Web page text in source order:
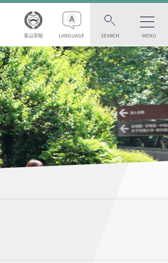
青山学院 LANGUAGE SEARCH MENU